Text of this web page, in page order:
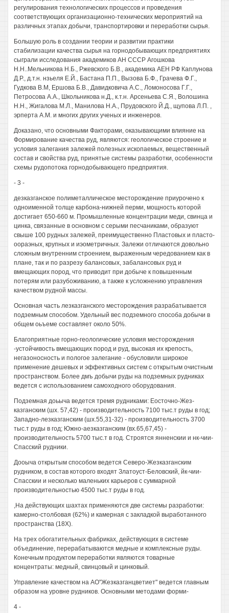
регулирования технологических процессов и проведения
соответствующих организационно-технических мероприятий на
различных этапах добычи, транспортировки и переработки сырья.
Большую роль в создании теории и развитии практики
стабилизации качества сырья на горнодобывающих предприятиях
сыграли исследования академиков АН СССР Агошкова
H.H..Мельникова Н.Б., Ржевского Б.В., академика АЕН РФ Каплунова
Д.Р., д.т.н. нзьеля Е.Й., Бастана П.П., Вызова Б.Ф., Грачева Ф.Г.,
Гудкова В.М, Ершова Б.В., Давидковича A.C., Ломоносова Г.Г.,
Петросова A.A., Школьникова н.Д., к.т.н. Арсеньева С.Я., Волошина
H.H., Жигалова М.Л., Манилова H.A., Прудовского Й.Д., щупова Л.П. ,
эрперта A.M. и многих других ученых и инженеров.
Доказано, что основными Факторами, оказывающими влияние на
Формирование качества руд, являются: геологическое строение и
условия залегания залежей полезных ископаемых, вещественный
состав и свойства руд, принятые системы разработки, особенности
схемы рудопотока горнодобывающего предприятия.
- 3 -
дезказганское полиметаллическое месторождение приурочено к
одноименной толще карбона-нижней перми, мощность которой
достигает 650-660 м. Промышленные концентрации меди, свинца и
цинка, связанные в основном с серыми песчаниками, образуют
свыше 100 рудных залежей, преимущественно Пластовых и пласто-
оораэных, крупных и иэометричных. Залежи отличаются довольно
сложным внутренним строением, выраженным чередованием как в
плане, так и по разрезу балансовых, забалансовых руд и
вмещающих пород, что приводит при добыче к повышенным
потерям или разубоживанию, а также к усложнению управления
качеством рудной массы.
Основная часть лезказганского месторождения разрабатывается
подземным способом. Удельный вес подземного способа добычи в
общем оьъеме составляет около 50%.
Благоприятные горно-геологические условия месторождения
-устойчивость вмещающих пород и руд, высокая их крепость,
негазоносность и пологое залегание - обусловили широкое
применение дешевых и эффективных систем с открытым очистным
пространством. Более дмъ добычи руды на подземных рудниках
ведется с использованием самоходного оборудования.
Подземная доьыча ведется тремя рудниками: Еосточно-Жез-
казганским (шх. 57,42) - производительность 7100 тыс.т руды в год;
Западно-лезказганским (шх.55,31-32) - производительность 3700
тыс.т руды в год; Южно-аезказганским (вх.65,67,45) -
производительность 5700 тыс.т в год. Строятся янненскии и нк-чии-
Спасский рудники.
Дооыча открытым способом ведется Северо-Жезказганским
рудником, в состав которого входят Златоуст-Беловский, йк-чии-
Спасскии и несколько маленьких карьеров с суммарной
производительностью 4500 тыс.т руды в год.
,На действующих шахтах применяются две системы разработки:
камерно-столбовая (62%) и камерная с закладкой выработанного
пространства (18Х).
На трех обогатительных фабриках, действующих в системе
объединение, перерабатываются медные и комплексные руды.
Конечным продуктом переработки являются товарные
концентраты: медный, свинцовый и цинковый.
Управление качеством на АО"Жезказганцветиет" ведется главным
образом на уровне рудников. Основными методами форми-
4 -